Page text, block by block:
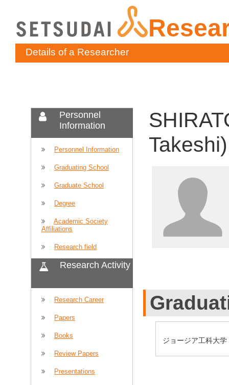
Details of a Researcher
Personnel
Information
Personnel Information
Graduating School
Graduate School
Degree
Academic Society
Affiliations
Research field
Research Activity
Research Career
Papers
Books
Review Papers
Presentations
Takeshi)
ジョージア工科大